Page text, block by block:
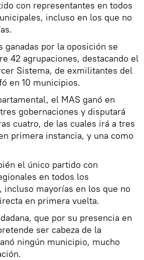
con representantes en todos
incluso en los que no
ganadas por la oposición se
42 agrupaciones, destacando el
Sistema, de exmilitantes del
en 10 municipios.
el MAS ganó en
gobernaciones y disputará
cuatro, de las cuales irá a tres
primera instancia, y una como
el único partido con
en todos los
incluso mayorías en los que no
en primera vuelta.
que por su presencia en
ser cabeza de la
ningún municipio, mucho